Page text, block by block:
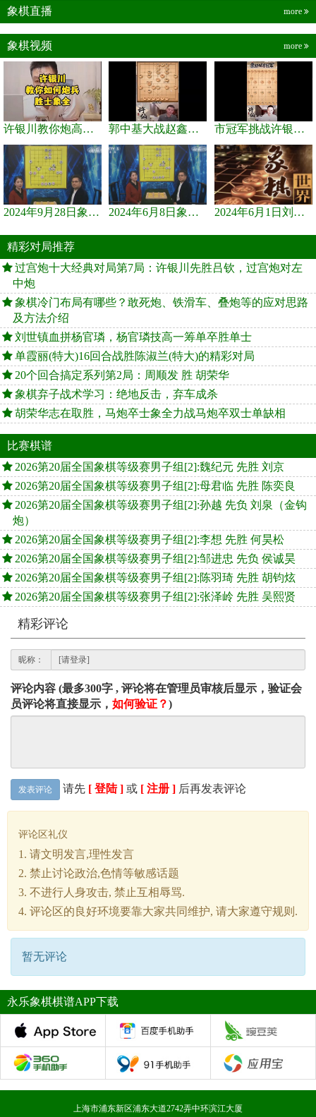
象棋直播 more
象棋视频 more
许银川教你炮高兵士象全如何赢士象全，简单四步即可 郭中基大战赵鑫鑫，许银川激情讲解 市冠军挑战许银川，急进中兵变化真激烈！
2024年9月28日象棋世界栏目，刘君、蒋川讲解了第九届杨官璘杯象棋... 2024年6月8日象棋世界，刘君、蒋川讲解了第九届杨官璘杯全国象棋... 2024年6月1日刘君、蒋川讲解第三届上海杯象棋大师赛谢靖与李少庚...
精彩对局推荐
过宫炮十大经典对局第7局：许银川先胜吕钦，过宫炮对左
中炮
象棋冷门布局有哪些？敢死炮、铁滑车、叠炮等的应对思路
及方法介绍
刘世镇血拼杨官璘，杨官璘技高一筹单卒胜单士
单霞丽(特大)16回合战胜陈淑兰(特大)的精彩对局
20个回合搞定系列第2局：周顺发 胜 胡荣华
象棋弃子战术学习：绝地反击，弃车成杀
胡荣华志在取胜，马炮卒士象全力战马炮卒双士单缺相
比赛棋谱
2026第20届全国象棋等级赛男子组[2]:魏纪元 先胜 刘京
2026第20届全国象棋等级赛男子组[2]:母君临 先胜 陈奕良
2026第20届全国象棋等级赛男子组[2]:孙越 先负 刘泉（金钩
炮）
2026第20届全国象棋等级赛男子组[2]:李想 先胜 何昊松
2026第20届全国象棋等级赛男子组[2]:邹进忠 先负 侯诚昊
2026第20届全国象棋等级赛男子组[2]:陈羽琦 先胜 胡钧炫
2026第20届全国象棋等级赛男子组[2]:张泽岭 先胜 吴熙贤
精彩评论
昵称：
评论内容 (最多300字 , 评论将在管理员审核后显示，验证会
员评论将直接显示， 如何验证？)
发表评论 请先 [ 登陆 ] 或 [ 注册 ] 后再发表评论
评论区礼仪
1. 请文明发言,理性发言
2. 禁止讨论政治,色情等敏感话题
3. 不进行人身攻击, 禁止互相辱骂.
4. 评论区的良好环境要靠大家共同维护, 请大家遵守规则.
暂无评论
永乐象棋棋谱APP下载
上海市浦东新区浦东大道2742弄中环滨江大厦